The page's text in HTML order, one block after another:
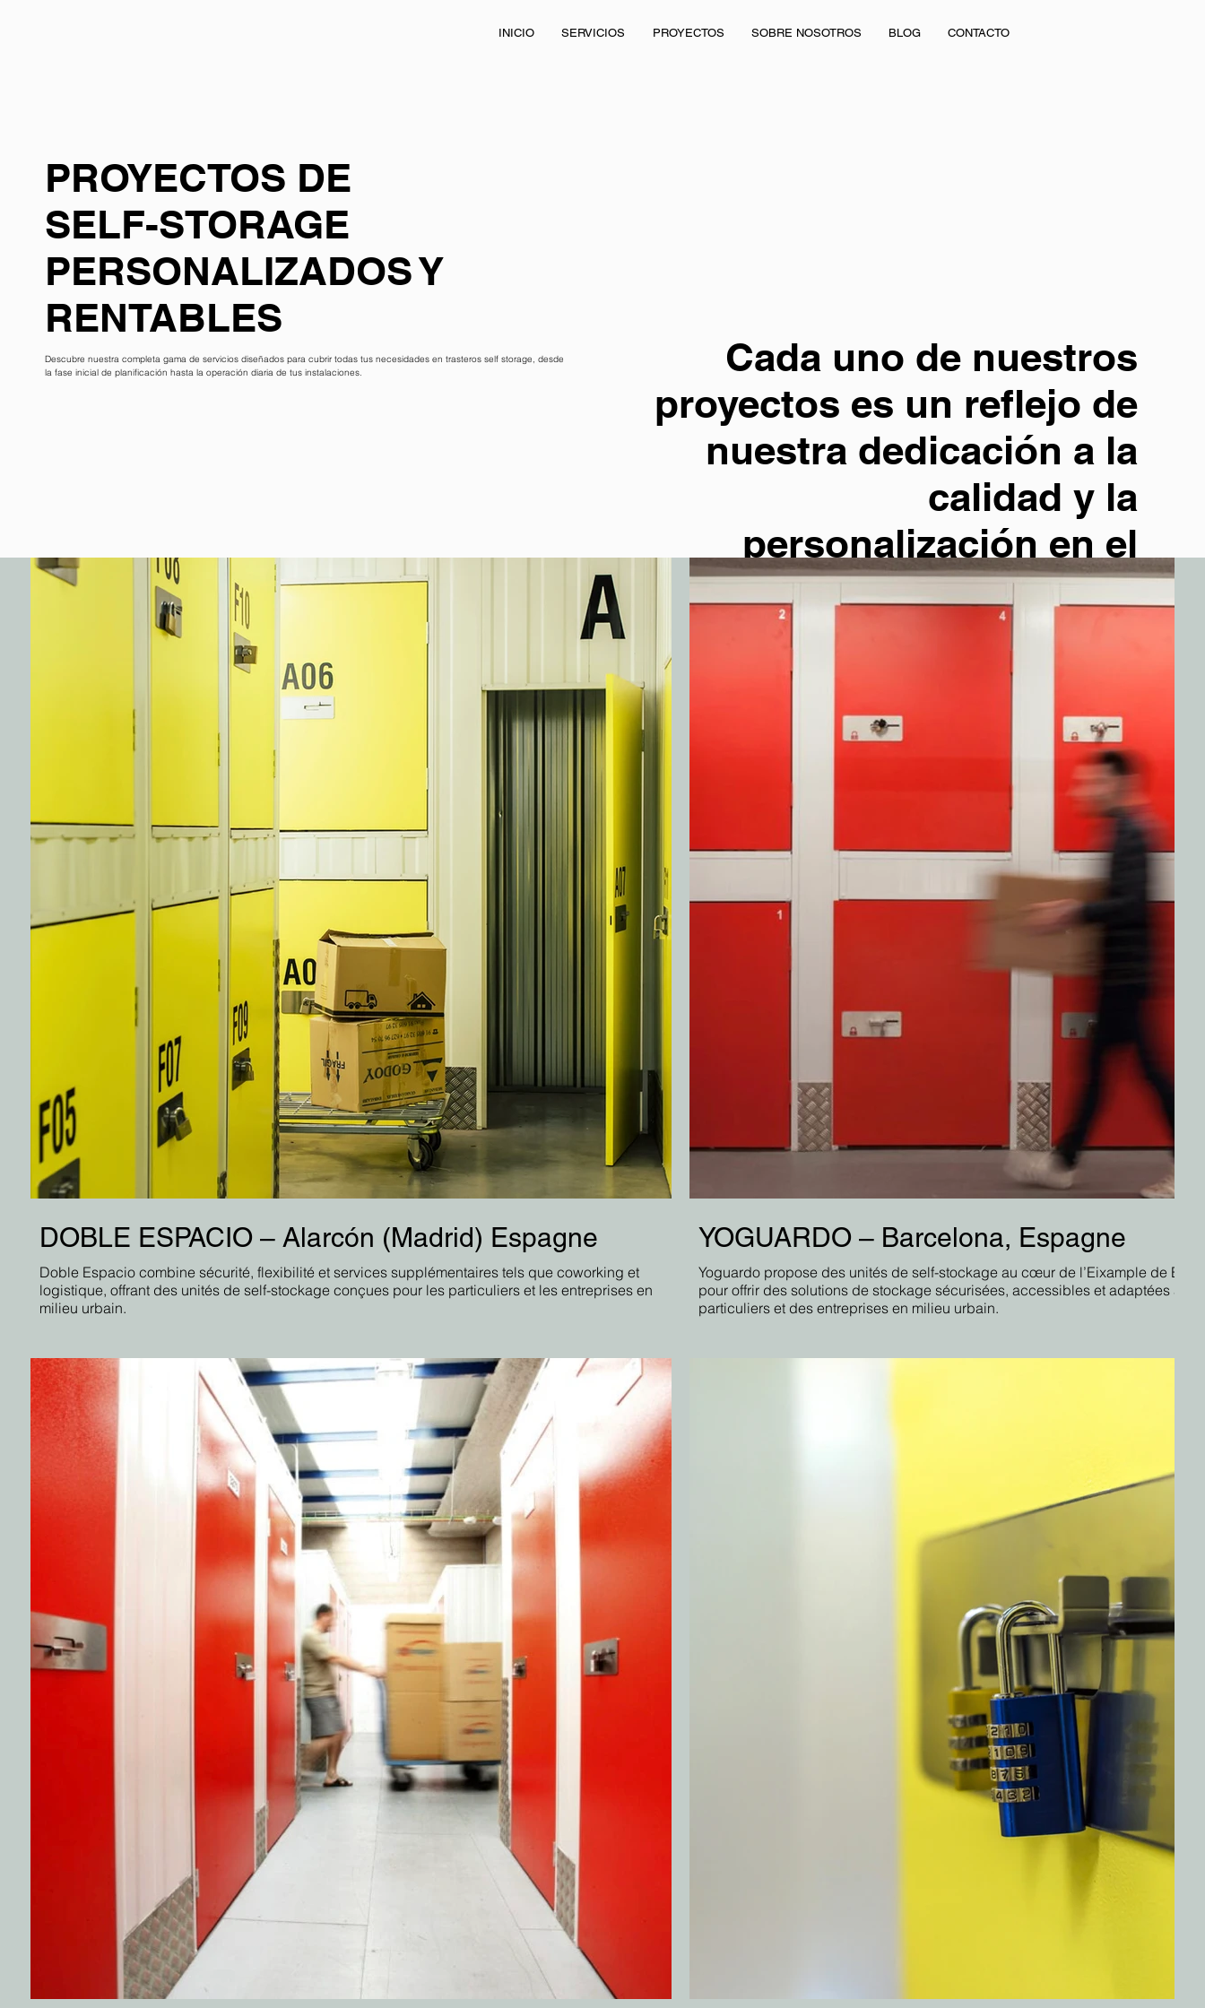
INICIO SERVICIOS PROYECTOS SOBRE NOSOTROS BLOG CONTACTO
PROYECTOS DE
SELF-STORAGE
PERSONALIZADOS Y
RENTABLES
Descubre nuestra completa gama de servicios diseñados para cubrir todas tus necesidades en trasteros self storage, desde
la fase inicial de planificación hasta la operación diaria de tus instalaciones.
Cada uno de nuestros
proyectos es un reflejo de
nuestra dedicación a la
calidad y la
personalización en el
sector de self-storage.
Desde grandes
operadores hasta
pequeños negocios
locales, nuestros trasteros
han sido instalados con
un enfoque en maximizar
la rentabilidad y adaptarse
a las necesidades de
nuestros clientes.
DOBLE ESPACIO – Alarcón (Madrid) Espagne
Doble Espacio combine sécurité, flexibilité et services supplémentaires tels que coworking et
logistique, offrant des unités de self-stockage conçues pour les particuliers et les entreprises en
milieu urbain.
YOGUARDO – Barcelona, Espagne
Yoguardo propose des unités de self-stockage au cœur de l’Eixample de
pour offrir des solutions de stockage sécurisées, accessibles et adaptées aux
particuliers et des entreprises en milieu urbain.